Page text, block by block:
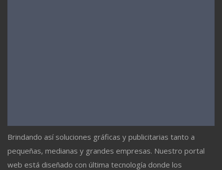
Brindando así soluciones gráficas y publicitarias tanto a
pequeñas, medianas y grandes empresas. Nuestro portal
web está diseñado con última tecnología donde los